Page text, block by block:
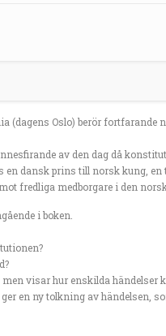
(dagens Oslo) berör fortfarande
av den dag då
en dansk prins till norsk kung,
fredliga medborgare i den
i boken.
visar hur enskilda händelser
en ny tolkning av händelsen,